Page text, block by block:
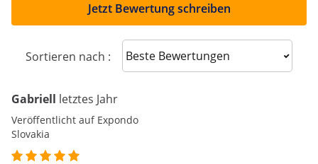
Jetzt Bewertung schreiben
Sortieren nach : Sort reviews
Gabriell letztes Jahr
Veröffentlicht auf Expondo
Slovakia